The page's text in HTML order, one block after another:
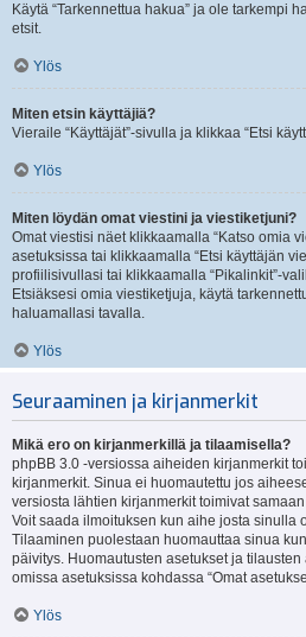
Käytä “Tarkennettua hakua” ja ole tarkempi
etsit.
Ylös
Miten etsin käyttäjiä?
Vieraile “Käyttäjät”-sivulla ja klikkaa “Etsi
Ylös
Miten löydän omat viestini ja viestiketjuni?
Omat viestisi näet klikkaamalla “Katso omia
asetuksissa tai klikkaamalla “Etsi käyttäjän
profiilisivullasi tai klikkaamalla “Pikalinkit”-
Etsiäksesi omia viestiketjuja, käytä
haluamallasi tavalla.
Ylös
Seuraaminen ja kirjanmerkit
Mikä ero on kirjanmerkillä ja tilaamisella?
phpBB 3.0 -versiossa aiheiden kirjanmerkit
kirjanmerkit. Sinua ei huomautettu jos
versiosta lähtien kirjanmerkit toimivat
Voit saada ilmoituksen kun aihe josta sinulla
Tilaaminen puolestaan huomauttaa sinua
päivitys. Huomautusten asetukset ja
omissa asetuksissa kohdassa “Omat
Ylös